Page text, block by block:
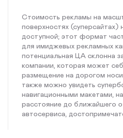
Стоимость рекламы на
поверхностях (суперсайтах)
доступной; этот формат
для имиджевых рекламных
потенциальная ЦА склонна
компании, которая может
размещение на дорогом
также можно увидеть
навигационными макетами,
расстояние до ближайшего
автосервиса,